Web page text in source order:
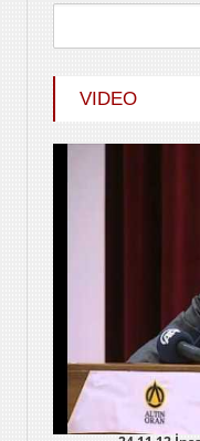
VIDEO
24 11 12